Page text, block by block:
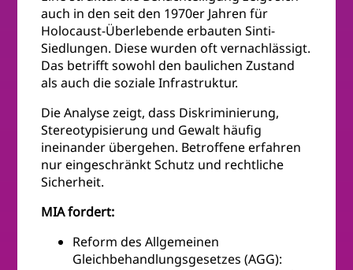
auch in den seit den 1970er Jahren für
Holocaust-Überlebende erbauten Sinti-
Siedlungen. Diese wurden oft vernachlässigt.
Das betrifft sowohl den baulichen Zustand
als auch die soziale Infrastruktur.
Die Analyse zeigt, dass Diskriminierung,
Stereotypisierung und Gewalt häufig
ineinander übergehen. Betroffene erfahren
nur eingeschränkt Schutz und rechtliche
Sicherheit.
MIA fordert:
Reform des Allgemeinen
Gleichbehandlungsgesetzes (AGG):